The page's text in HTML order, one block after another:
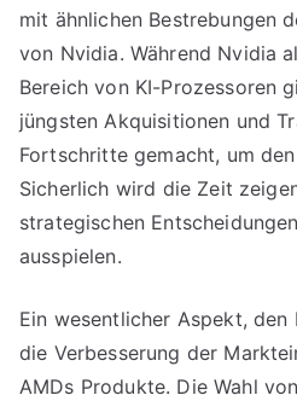
mit ähnlichen Bestrebungen
von Nvidia. Während Nvidia
Bereich von KI-Prozessoren
jüngsten Akquisitionen und
Fortschritte gemacht, um
Sicherlich wird die Zeit
strategischen
ausspielen.
Ein wesentlicher Aspekt,
die Verbesserung der
AMDs Produkte. Die Wahl